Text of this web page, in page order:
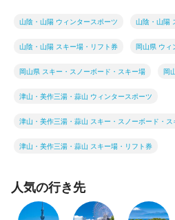
山陰・山陽 ウィンタースポーツ 山陰・山陽
山陰・山陽 スキー場・リフト券 岡山県 ウィ
岡山県 スキー・スノーボード・スキー場 岡
津山・美作三湯・蒜山 ウィンタースポーツ
津山・美作三湯・蒜山 スキー・スノーボード・ス
津山・美作三湯・蒜山 スキー場・リフト券
人気の行き先